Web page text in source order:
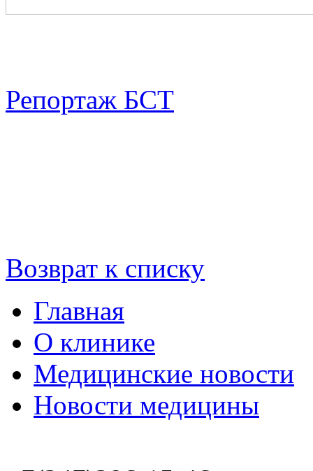
Репортаж БСТ
Возврат к списку
Главная
О клинике
Медицинские новости
Новости медицины